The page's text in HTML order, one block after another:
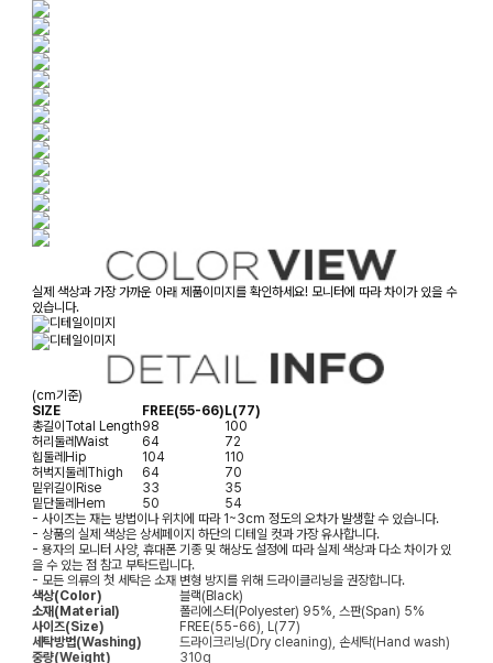
실제 색상과 가장 가까운 아래 제품이미지를 확인하세요! 모니터에 따라 차이가 있을 수
있습니다.
(cm기준)
SIZE
FREE(55-66)L(77)
총길이Total Length98
100
허리둘레Waist 64
72
힙둘레Hip 104
110
허벅지둘레Thigh 64
70
밑위길이Rise 33
35
밑단둘레Hem 50
54
- 사이즈는 재는 방법이나 위치에 따라 1~3cm 정도의 오차가 발생할 수 있습니다.
- 상품의 실제 색상은 상세페이지 하단의 디테일 컷과 가장 유사합니다.
- 용자의 모니터 사양, 휴대폰 기종 및 해상도 설정에 따라 실제 색상과 다소 차이가 있
을 수 있는 점 참고 부탁드립니다.
- 모든 의류의 첫 세탁은 소재 변형 방지를 위해 드라이클리닝을 권장합니다.
색상(Color)
블랙(Black)
소재(Material)
폴리에스터(Polyester) 95%, 스판(Span) 5%
사이즈(Size)
FREE(55-66), L(77)
세탁방법(Washing)
드라이크리닝(Dry cleaning), 손세탁(Hand wash)
중량(Weight)
310g